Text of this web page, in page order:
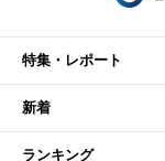
特集・レポート
新着
ランキング